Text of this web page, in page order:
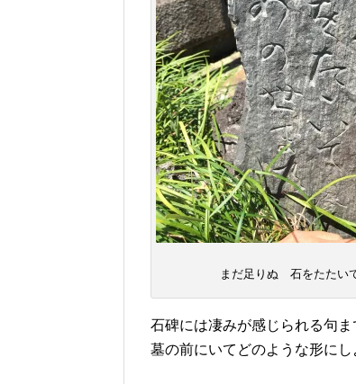
まだ足りぬ 石をたたい
石碑には凄みが感じられる句
墓の前にいてどのような形に